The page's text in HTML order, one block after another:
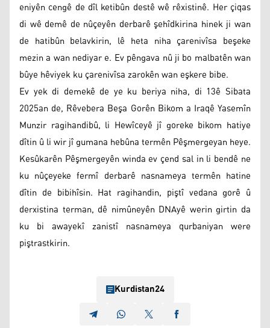
eniyên cengê de dîl ketibûn destê wê rêxistinê. Her çiqas
di wê demê de nûçeyên derbarê şehîdkirina hinek ji wan
de hatibûn belavkirin, lê heta niha çarenivîsa beşeke
mezin a wan nediyar e. Ev pêngava nû ji bo malbatên wan
bûye hêviyek ku çarenivîsa zarokên wan eşkere bibe.
Ev yek di demekê de ye ku beriya niha, di 13ê Sibata
2025an de, Rêvebera Beşa Gorên Bikom a Iraqê Yasemîn
Munzir ragihandibû, li Hewîceyê jî goreke bikom hatiye
dîtin û li wir jî gumana hebûna termên Pêşmergeyan heye.
Kesûkarên Pêşmergeyên winda ev çend sal in li bendê ne
ku nûçeyeke fermî derbarê nasnameya termên hatine
dîtin de bibihîsin. Hat ragihandin, piştî vedana gorê û
derxistina terman, dê nimûneyên DNAyê werin girtin da
ku bi awayekî zanistî nasnameya qurbaniyan were
piştrastkirin.
Kurdistan24